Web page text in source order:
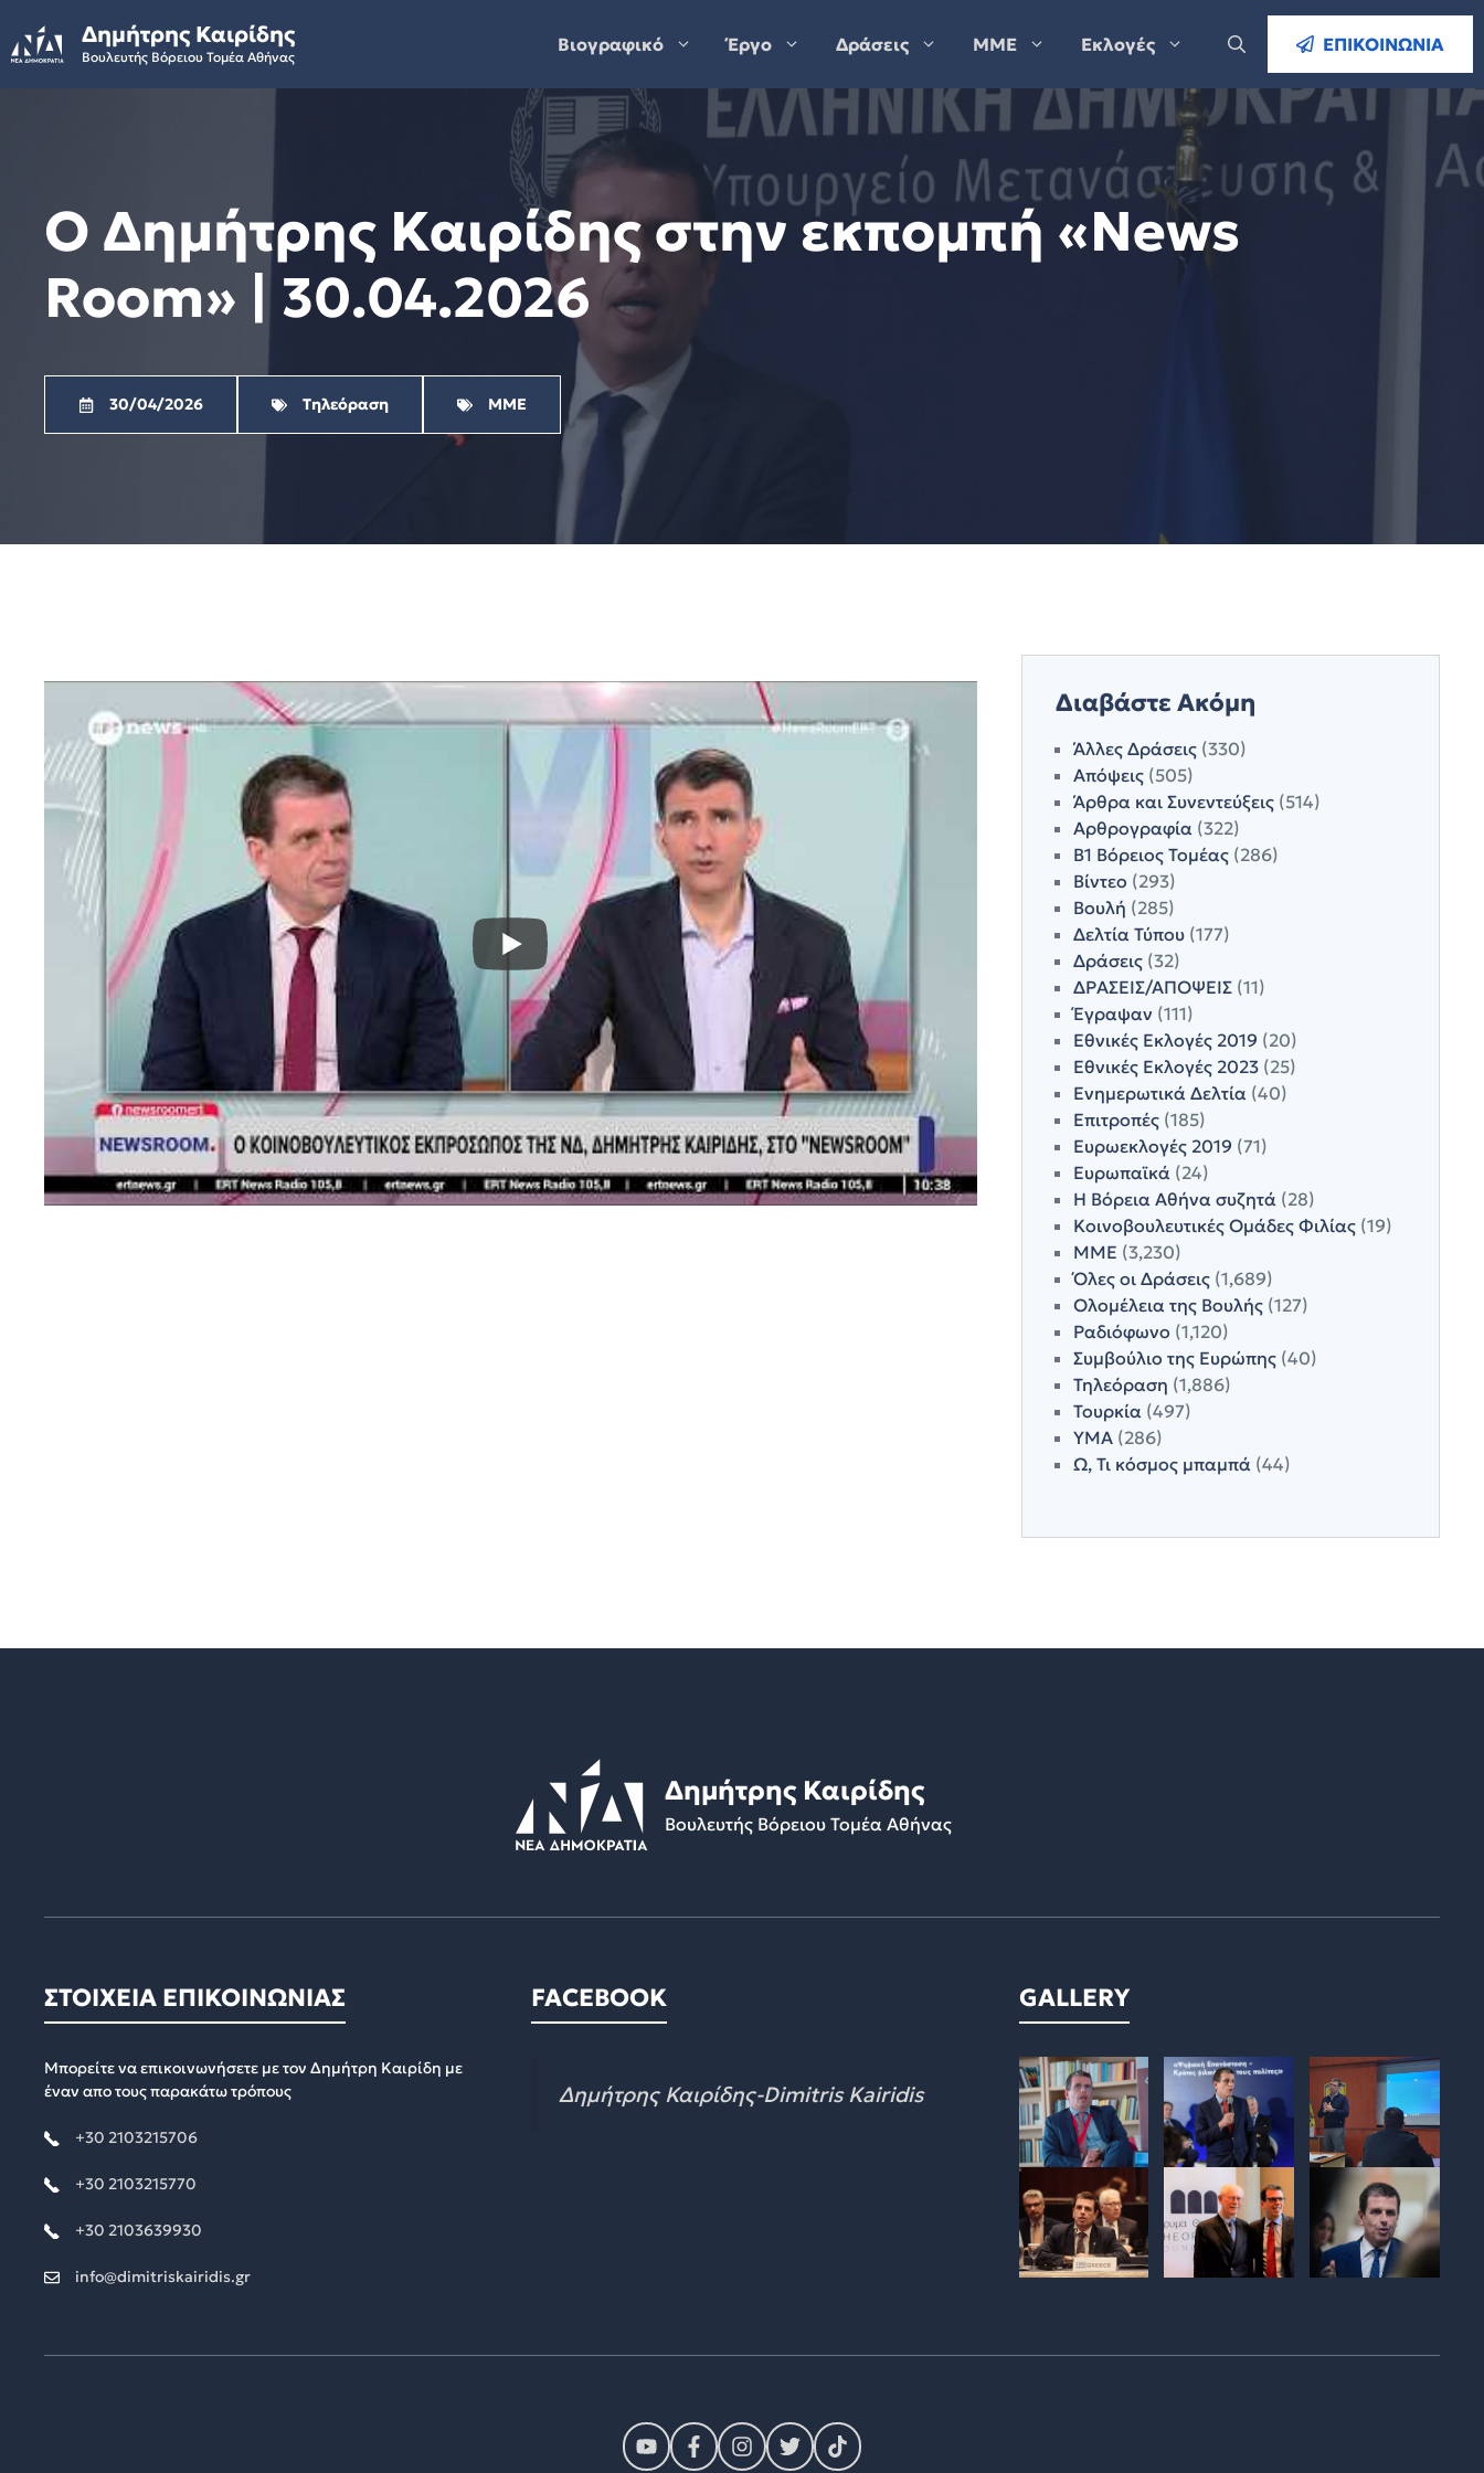
to
content
Δημήτρης Καιρίδης
Βουλευτής Βόρειου Τομέα Αθήνας
Βιογραφικό Έργο Δράσεις ΜΜΕ Εκλογές ΕΠΙΚΟΙΝΩΝΙΑ
Ο Δημήτρης Καιρίδης στην εκπομπή «News
Room» | 30.04.2026
30/04/2026 Τηλεόραση ΜΜΕ
Διαβάστε Ακόμη
Άλλες Δράσεις(330)
Απόψεις(505)
Άρθρα και Συνεντεύξεις(514)
Αρθρογραφία(322)
Β1 Βόρειος Τομέας(286)
Βίντεο (293)
Βουλή (285)
Δελτία Τύπου(177)
Δράσεις(32)
ΔΡΑΣΕΙΣ/ΑΠΟΨΕΙΣ(11)
Έγραψαν (111)
Εθνικές Εκλογές 2019 (20)
Εθνικές Εκλογές 2023(25)
Ενημερωτικά Δελτία(40)
Επιτροπές(185)
Ευρωεκλογές 2019 (71)
Ευρωπαϊκά(24)
Η Βόρεια Αθήνα συζητά(28)
Κοινοβουλευτικές Ομάδες Φιλίας(19)
ΜΜΕ (3,230)
Όλες οι Δράσεις(1,689)
Ολομέλεια της Βουλής(127)
Ραδιόφωνο (1,120)
Συμβούλιο της Ευρώπης(40)
Τηλεόραση (1,886)
Τουρκία(497)
ΥΜΑ(286)
Ω, Τι κόσμος μπαμπά(44)
Δημήτρης Καιρίδης
Βουλευτής Βόρειου Τομέα Αθήνας
ΣΤΟΙΧΕΙΑ ΕΠΙΚΟΙΝΩΝΙΑΣ
Μπορείτε να επικοινωνήσετε με τον Δημήτρη Καιρίδη με
έναν απο τους παρακάτω τρόπους
+30 2103215706
+30 2103215770
+30 2103639930
info@dimitriskairidis.gr
FACEBOOK
Δημήτρης Καιρίδης-Dimitris Kairidis
GALLERY